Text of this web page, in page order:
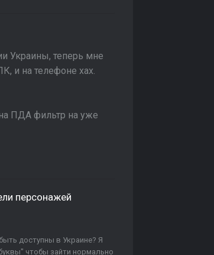
Украины, теперь мне
и на телефоне хах.
ПДА фильтр на уже
персонажей
доступны в Украине? Я
чтобы зайти нормально